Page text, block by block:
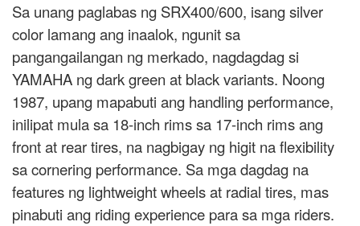
Sa unang paglabas ng SRX400/600, isang silver
color lamang ang inaalok, ngunit sa
pangangailangan ng merkado, nagdagdag si
YAMAHA ng dark green at black variants. Noong
1987, upang mapabuti ang handling performance,
inilipat mula sa 18-inch rims sa 17-inch rims ang
front at rear tires, na nagbigay ng higit na flexibility
sa cornering performance. Sa mga dagdag na
features ng lightweight wheels at radial tires, mas
pinabuti ang riding experience para sa mga riders.